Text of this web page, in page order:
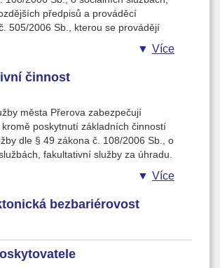
předpisů a prováděcí
505/2006 Sb., kterou se provádějí
zákona o sociálních službách,
předpisů. Výše úhrady je
Smlouvě, kterou s uživatelem (popř.
uzavírá poskytovatel sociální
Více
činnost
města Přerova zabezpečují
kromě poskytnutí základních činností
dle § 49 zákona č. 108/2006 Sb., o
fakultativní služby za úhradu.
činnosti jsou hrazeny podle platného
činnosti jsou nastaveny tak,
běžně dostupné veřejné
si mohou uživatelé v regionu města
Jsou určeny především
kteří nezvládnou přepravu
veřejných dopravních prostředků
Více
bezbariérovost